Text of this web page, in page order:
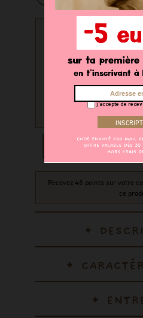
Souhaitez-vous
votre
oui
Recevez 48 points sur votre
ce
j'accepte de